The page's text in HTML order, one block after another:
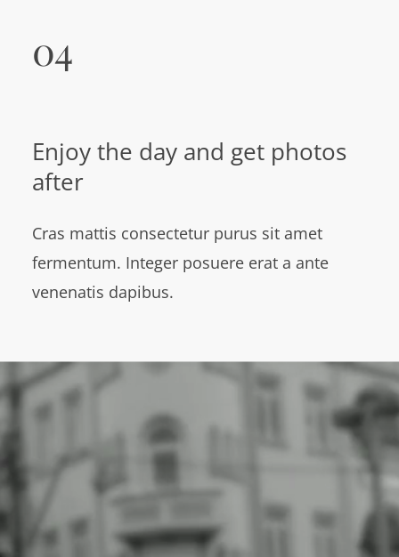
04
Enjoy the day and get photos
after
Cras mattis consectetur purus sit amet
fermentum. Integer posuere erat a ante
venenatis dapibus.